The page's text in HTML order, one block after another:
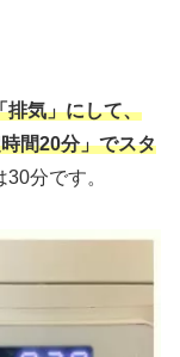
排気」にして、
間20分」でスタ
分です。